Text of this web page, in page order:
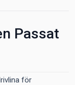
Passat
för